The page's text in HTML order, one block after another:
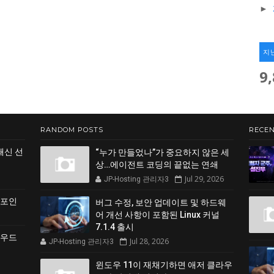
►
지
신 선
인
드
RANDOM POSTS
“누가 만들었나”가 중요하지 않은 세
상…에이전트 코딩의 끝없는 연쇄
JP-Hosting 관리자3 Jul 29, 2026
버그 수정, 보안 업데이트 및 하드웨
어 개선 사항이 포함된 Linux 커널
7.1.4 출시
JP-Hosting 관리자3 Jul 28, 2026
윈도우 11이 재채기하면 애저 클라우